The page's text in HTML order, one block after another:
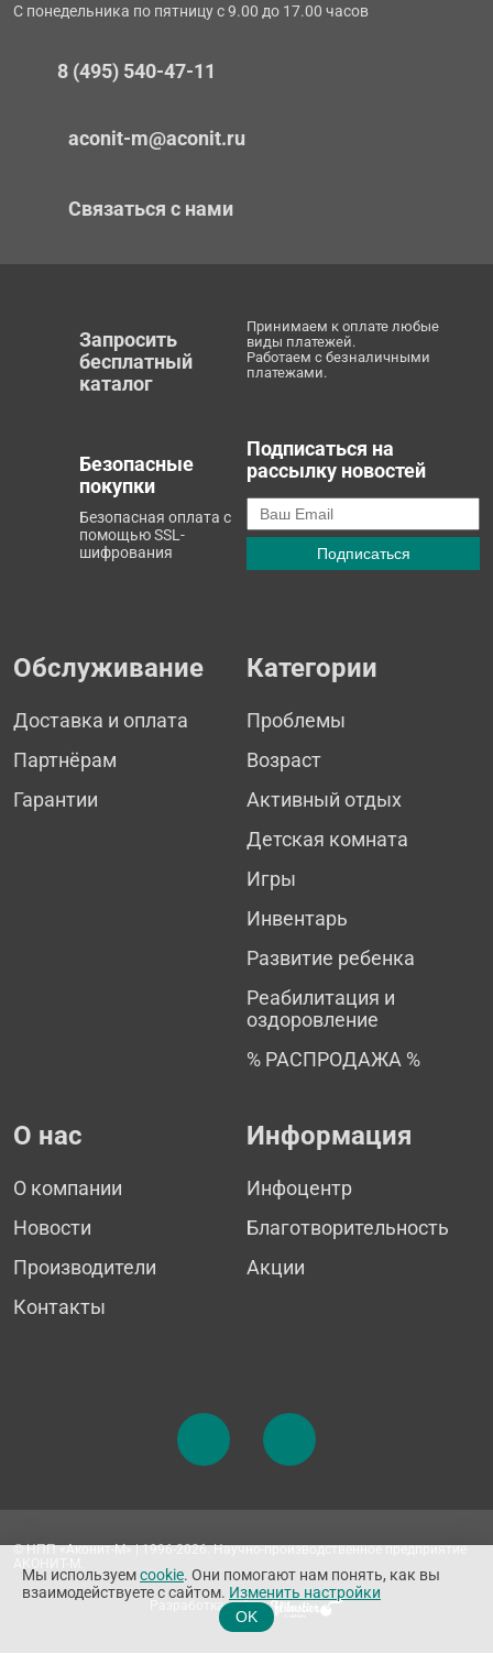
С понедельника по пятницу с 9.00 до 17.00 часов
8 (495) 540-47-11
aconit-m@aconit.ru
Связаться с нами
Запросить
бесплатный
каталог
Принимаем к оплате любые
виды платежей.
Работаем с безналичными
платежами.
Безопасные
покупки
Безопасная оплата с
помощью SSL-
шифрования
Подписаться на
рассылку новостей
Обслуживание
Доставка и оплата
Партнёрам
Гарантии
Категории
Проблемы
Возраст
Активный отдых
Детская комната
Игры
Инвентарь
Развитие ребенка
Реабилитация и
оздоровление
% РАСПРОДАЖА %
О нас
О компании
Новости
Производители
Контакты
Информация
Инфоцентр
Благотворительность
Акции
© НПП «Аконит-М» | 1996-2026. Научно-производственное предприятие
Разработка сайта
Мы используемcookie. Они помогают нам понять, как вы
взаимодействуете с сайтом. Изменить настройки
OK